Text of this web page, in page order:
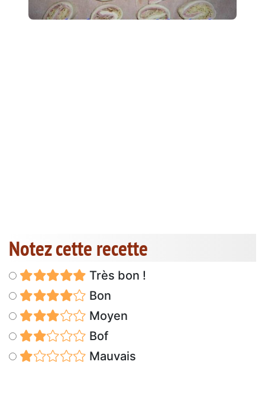
Notez cette recette
Très bon !
Bon
Moyen
Bof
Mauvais